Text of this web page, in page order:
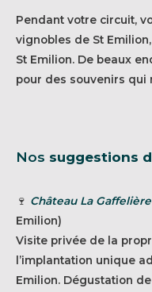
Pendant votre circuit,
vignobles de St
St Emilion. De beaux
pour des souvenirs qui
Nos suggestions
🍷 Château La Gaffelière
Emilion)
Visite privée de la
l’implantation unique
Emilion. Dégustation